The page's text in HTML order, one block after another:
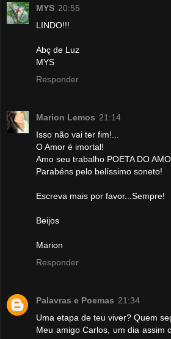
MYS 20:55
LINDO!!!
Abç de Luz
MYS
Responder
Marion Lemos 21:14
Isso não vai ter fim!...
O Amor é imortal!
Amo seu trabalho POETA DO
Parabéns pelo belíssimo soneto!
Escreva mais por favor...Sempre!
Beijos
Marion
Responder
Palavras e Poemas 21:34
Uma etapa de teu viver? Quem
Meu amigo Carlos, um dia assim